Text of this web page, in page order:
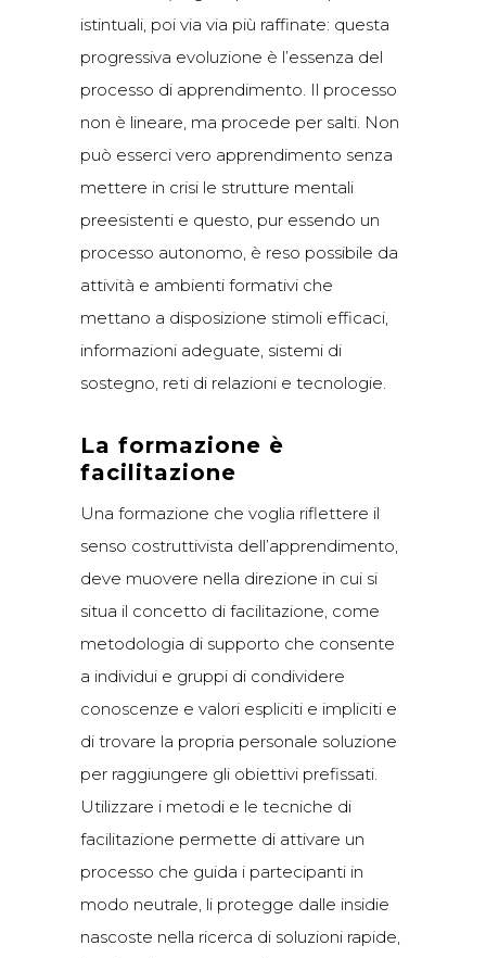
istintuali, poi via via più raffinate: questa
progressiva evoluzione è l’essenza del
processo di apprendimento. Il processo
non è lineare, ma procede per salti. Non
può esserci vero apprendimento senza
mettere in crisi le strutture mentali
preesistenti e questo, pur essendo un
processo autonomo, è reso possibile da
attività e ambienti formativi che
mettano a disposizione stimoli efficaci,
informazioni adeguate, sistemi di
sostegno, reti di relazioni e tecnologie.
La formazione è
facilitazione
Una formazione che voglia riflettere il
senso costruttivista dell’apprendimento,
deve muovere nella direzione in cui si
situa il concetto di facilitazione, come
metodologia di supporto che consente
a individui e gruppi di condividere
conoscenze e valori espliciti e impliciti e
di trovare la propria personale soluzione
per raggiungere gli obiettivi prefissati.
Utilizzare i metodi e le tecniche di
facilitazione permette di attivare un
processo che guida i partecipanti in
modo neutrale, li protegge dalle insidie
nascoste nella ricerca di soluzioni rapide,